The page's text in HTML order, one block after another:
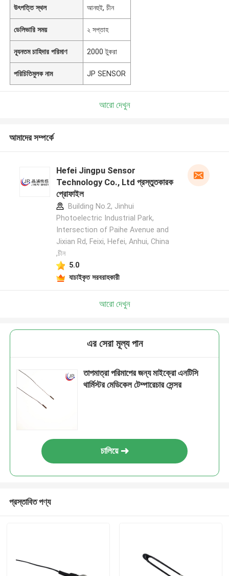
উৎপত্তি স্থল আনহুই, চীন
ডেলিভারি সময় ২ সপ্তাহ
ন্যূনতম চাহিদার পরিমাণ 2000 টুকরা
পরিচিতিমুলক নাম JP SENSOR
আরো দেখুন
আমাদের সম্পর্কে
Hefei Jingpu Sensor
Technology Co., Ltd প্রস্তুতকারক
প্রোফাইল
Building No.2, Jinhui
Photoelectric Industrial Park,
Intersection of Paihe Avenue and
Jixian Rd, Feixi, Hefei, Anhui, China
,চীন
5.0
যাচাইকৃত সরবরাহকারী
আরো দেখুন
এর সেরা মূল্য পান
তাপমাত্রা পরিমাপের জন্য মাইক্রো এনটিসি
থার্মিস্টর মেডিকেল টেম্পারেচার সেন্সর
চালিয়ে
প্রস্তাবিত পণ্য